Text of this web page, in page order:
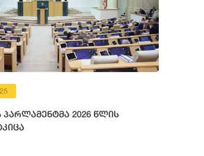
2026 წლის